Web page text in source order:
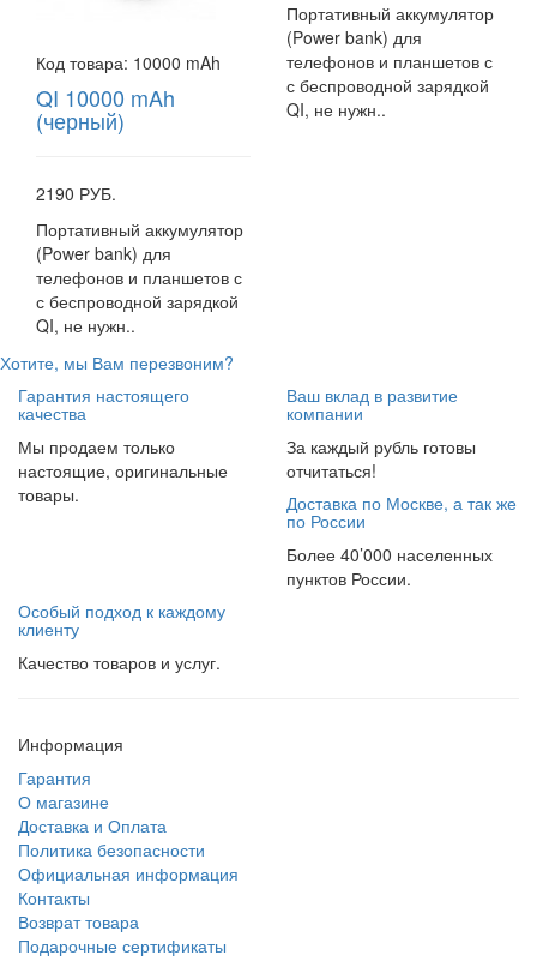
Код товара: 10000 mAh
QI 10000 mAh
(черный)
2190 РУБ.
Портативный аккумулятор
(Power bank) для
телефонов и планшетов с
с беспроводной зарядкой
QI, не нужн..
Портативный аккумулятор
(Power bank) для
телефонов и планшетов с
с беспроводной зарядкой
QI, не нужн..
Хотите, мы Вам перезвоним?
Гарантия настоящего
качества
Мы продаем только
настоящие, оригинальные
товары.
Ваш вклад в развитие
компании
За каждый рубль готовы
отчитаться!
Доставка по Москве, а так же
по России
Более 40’000 населенных
пунктов России.
Особый подход к каждому
клиенту
Качество товаров и услуг.
Информация
Гарантия
О магазине
Доставка и Оплата
Политика безопасности
Официальная информация
Контакты
Возврат товара
Подарочные сертификаты